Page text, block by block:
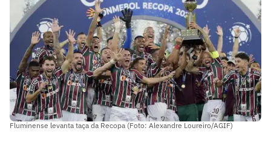
Fluminense levanta taça da Recopa (Foto: Alexandre Loureiro/AGIF)